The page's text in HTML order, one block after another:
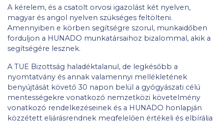
A kérelem, és a csatolt orvosi igazolást két nyelven,
magyar és angol nyelven szükséges feltölteni.
Amennyiben e körben segítségre szorul, munkaidőben
forduljon a HUNADO munkatársaihoz bizalommal, akik a
segítségére lesznek.
A TUE Bizottság haladéktalanul, de legkésőbb a
nyomtatvány és annak valamennyi mellékletének
benyújtását követő 30 napon belül a gyógyászati célú
mentességekre vonatkozó nemzetközi követelmény
vonatkozó rendelkezéseinek és a HUNADO honlapján
közzétett eljárásrendnek megfelelően értékeli és elbírálja